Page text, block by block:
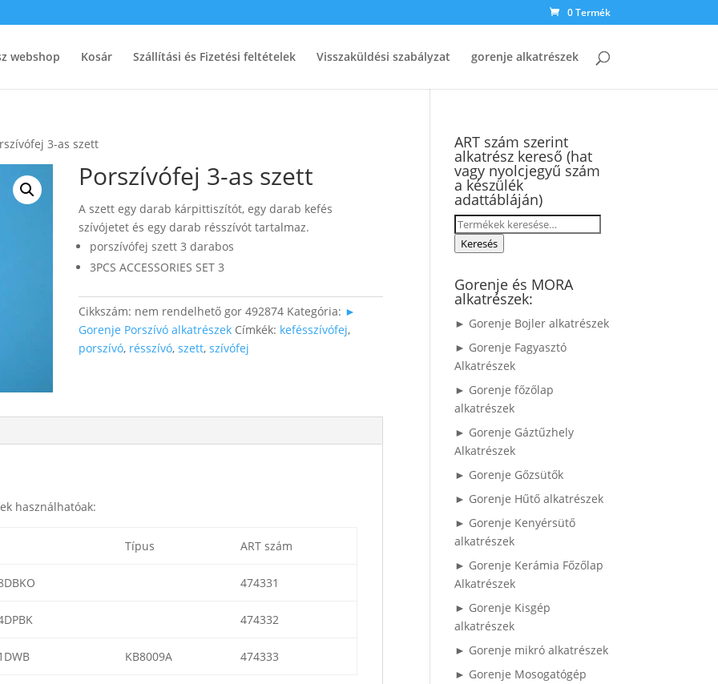
0 Termék
webshop Kosár Szállítási és Fizetési feltételek Visszaküldési szabályzat gorenje alkatrészek
3-as szett
Porszívófej 3-as szett
A szett egy darab kárpittiszítót, egy darab kefés
szívójetet és egy darab résszívót tartalmaz.
porszívófej szett 3 darabos
3PCS ACCESSORIES SET 3
Cikkszám: nem rendelhető gor 492874 Kategória: ►
Gorenje Porszívó alkatrészek Címkék: kefésszívófej,
porszívó, résszívó,szett,szívófej
használhatóak:
Típus ART szám
474331
474332
KB8009A 474333
ART szám szerint
alkatrész kereső (hat
vagy nyolcjegyű szám
a készülék
adattábláján)
Keresés
a Keresés
Gorenje és MORA
alkatrészek:
► Gorenje Bojler alkatrészek
► Gorenje Fagyasztó
Alkatrészek
► Gorenje főzőlap
alkatrészek
► Gorenje Gáztűzhely
Alkatrészek
► Gorenje Gőzsütők
► Gorenje Hűtő alkatrészek
► Gorenje Kenyérsütő
alkatrészek
► Gorenje Kerámia Főzőlap
Alkatrészek
► Gorenje Kisgép
alkatrészek
► Gorenje mikró alkatrészek
► Gorenje Mosogatógép